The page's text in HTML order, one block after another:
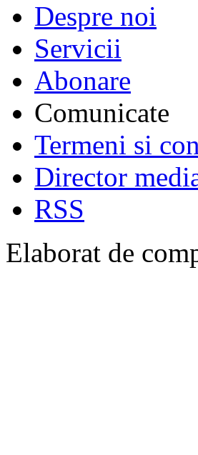
Despre noi
Servicii
Abonare
Comunicate
Termeni si
Director
RSS
Elaborat de